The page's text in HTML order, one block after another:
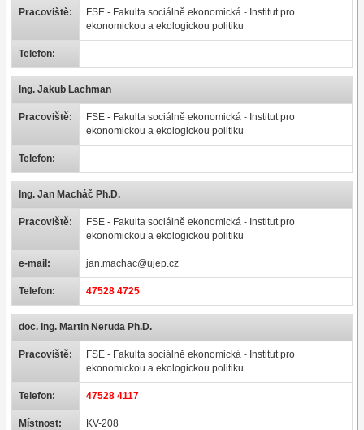
Pracoviště:
FSE - Fakulta sociálně ekonomická - Institut pro
ekonomickou a ekologickou politiku
Telefon:
Ing. Jakub Lachman
Pracoviště:
FSE - Fakulta sociálně ekonomická - Institut pro
ekonomickou a ekologickou politiku
Telefon:
Ing. Jan Macháč Ph.D.
Pracoviště:
FSE - Fakulta sociálně ekonomická - Institut pro
ekonomickou a ekologickou politiku
e-mail: jan.machac@ujep.cz
Telefon: 47528 4725
doc. Ing. Martin Neruda Ph.D.
Pracoviště:
FSE - Fakulta sociálně ekonomická - Institut pro
ekonomickou a ekologickou politiku
Telefon: 47528 4117
Místnost: KV-208